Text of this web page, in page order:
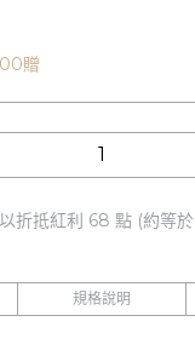
贈
折抵紅利 68 點 (約等於
規格說明